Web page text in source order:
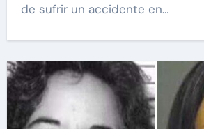
de sufrir un accidente en…